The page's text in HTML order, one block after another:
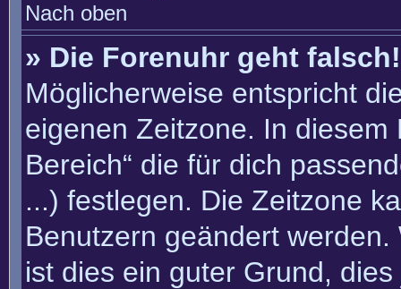
Nach oben
» Die Forenuhr geht falsch!
Möglicherweise entspricht
eigenen Zeitzone. In diesem
Bereich“ die für dich
...) festlegen. Die Zeitzone
Benutzern geändert
ist dies ein guter Grund,